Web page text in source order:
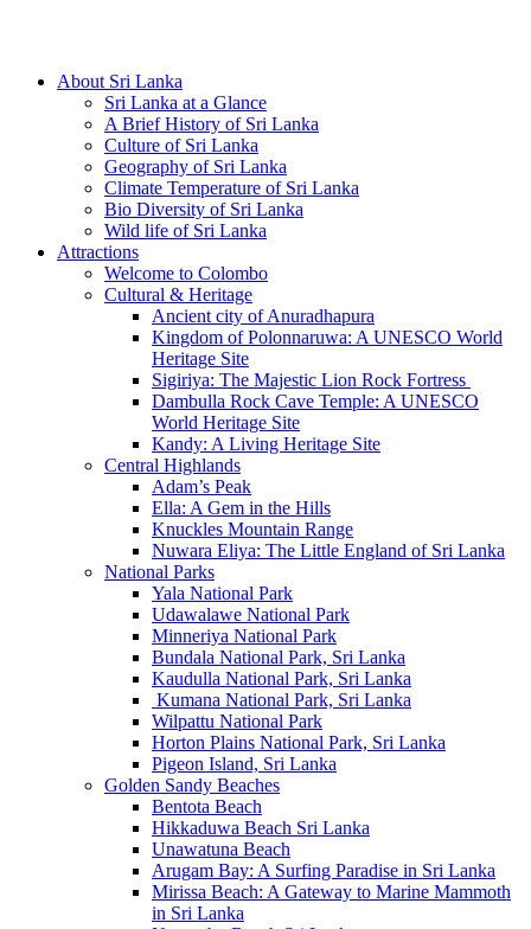
About Sri Lanka
Sri Lanka at a Glance
A Brief History of Sri Lanka
Culture of Sri Lanka
Geography of Sri Lanka
Climate Temperature of Sri Lanka
Bio Diversity of Sri Lanka
Wild life of Sri Lanka
Attractions
Welcome to Colombo
Cultural & Heritage
Ancient city of Anuradhapura
Kingdom of Polonnaruwa: A UNESCO World
Heritage Site
Sigiriya: The Majestic Lion Rock Fortress
Dambulla Rock Cave Temple: A UNESCO
World Heritage Site
Kandy: A Living Heritage Site
Central Highlands
Adam’s Peak
Ella: A Gem in the Hills
Knuckles Mountain Range
Nuwara Eliya: The Little England of Sri Lanka
National Parks
Yala National Park
Udawalawe National Park
Minneriya National Park
Bundala National Park, Sri Lanka
Kaudulla National Park, Sri Lanka
Kumana National Park, Sri Lanka
Wilpattu National Park
Horton Plains National Park, Sri Lanka
Pigeon Island, Sri Lanka
Golden Sandy Beaches
Bentota Beach
Hikkaduwa Beach Sri Lanka
Unawatuna Beach
Arugam Bay: A Surfing Paradise in Sri Lanka
Mirissa Beach: A Gateway to Marine Mammoth
in Sri Lanka